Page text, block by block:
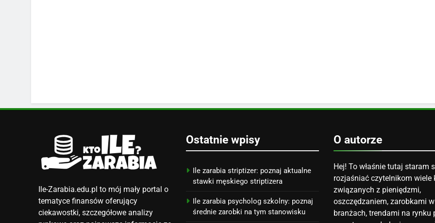
Ile-Zarabia.edu.pl to mój mały portal o
tematyce finansów oferujący
ciekawostki, szczegółowe analizy
Ostatnie wpisy
Ile zarabia striptizer: poznaj aktualne
stawki męskiego striptizera
Ile zarabia psycholog szkolny: poznaj
średnie zarobki na tym stanowisku
O autorze
Hej! To właśnie tutaj staram
rozjaśniać czytelnikom wiele
związanych z pieniędzmi,
oszczędzaniem, zarobkami
branżach, trendami na rynku